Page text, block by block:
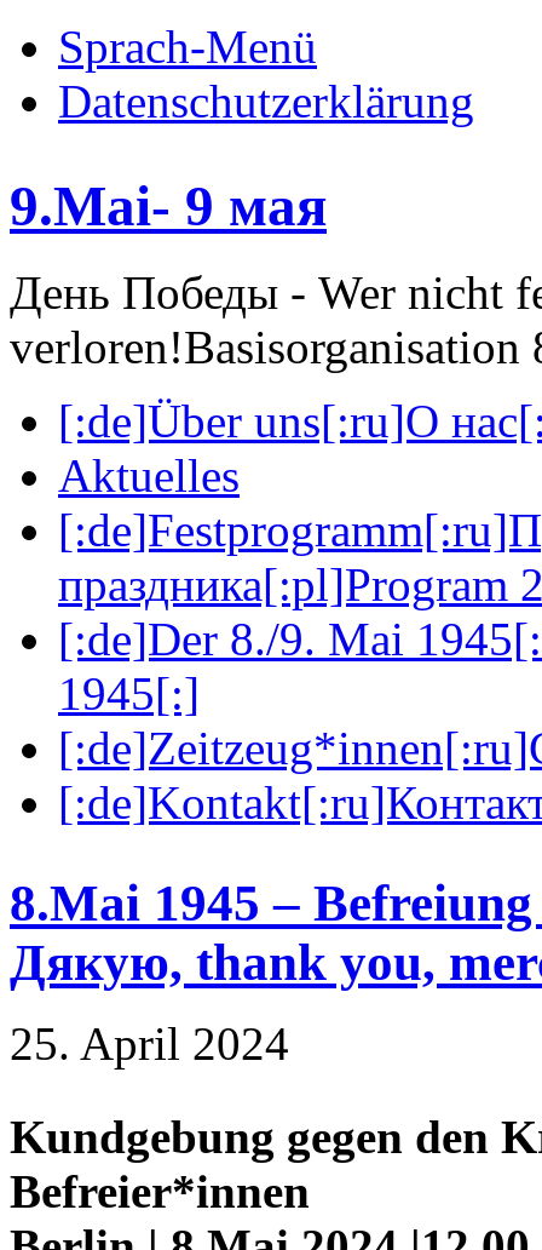
Sprach-Menü
Datenschutzerklärung
9.Mai- 9 мая
День Победы - Wer nicht
verloren!
[:de]Über uns[:ru]О
Aktuelles
праздника[:pl]Program
[:de]Der 8./9. Mai
1945[:]
8.Mai 1945 –
Дякую, thank you,
25. April 2024
Kundgebung gegen den
Befreier*innen